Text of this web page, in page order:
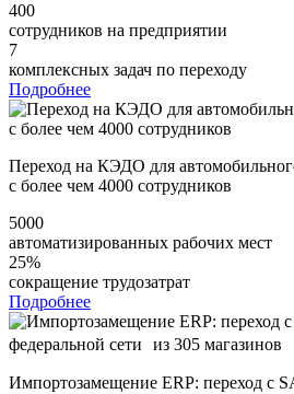
400
сотрудников на предприятии
7
комплексных задач по переходу
Подробнее
Переход на КЭДО для
с более чем 4000 сотрудников
5000
автоматизированных рабочих мест
25%
сокращение трудозатрат
Подробнее
Импортозамещение ERP: переход с